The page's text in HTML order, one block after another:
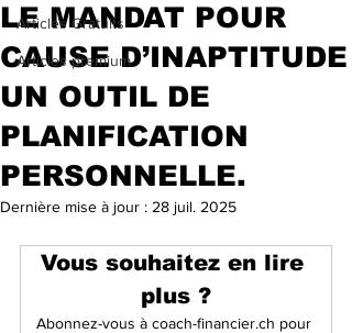
Articles Gratuits
Articles premium
LE MANDAT POUR
CAUSE D’INAPTITUDE
UN OUTIL DE
PLANIFICATION
PERSONNELLE.
Dernière mise à jour : 28 juil. 2025
Vous souhaitez en lire
plus ?
Abonnez-vous à coach-financier.ch pour